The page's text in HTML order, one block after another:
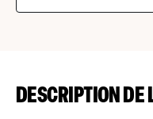
DESCRIPTION DE